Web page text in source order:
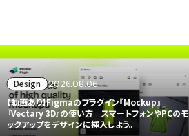
Design 2026.08.06
【動画あり】Figmaのプラグイン『Mockup』
『Vectary 3D』の使い方｜スマートフォンやPCのモ
ックアップをデザインに挿入しよう。